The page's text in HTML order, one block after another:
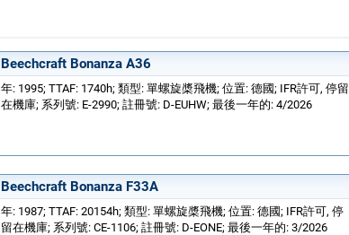
Beechcraft Bonanza A36
年: 1995; TTAF: 1740h; 類型: 單螺旋槳飛機; 位置: 德國; IFR許可, 停留
在機庫; 系列號: E-2990; 註冊號: D-EUHW; 最後一年的: 4/2026
Beechcraft Bonanza F33A
年: 1987; TTAF: 20154h; 類型: 單螺旋槳飛機; 位置: 德國; IFR許可, 停
留在機庫; 系列號: CE-1106; 註冊號: D-EONE; 最後一年的: 3/2026